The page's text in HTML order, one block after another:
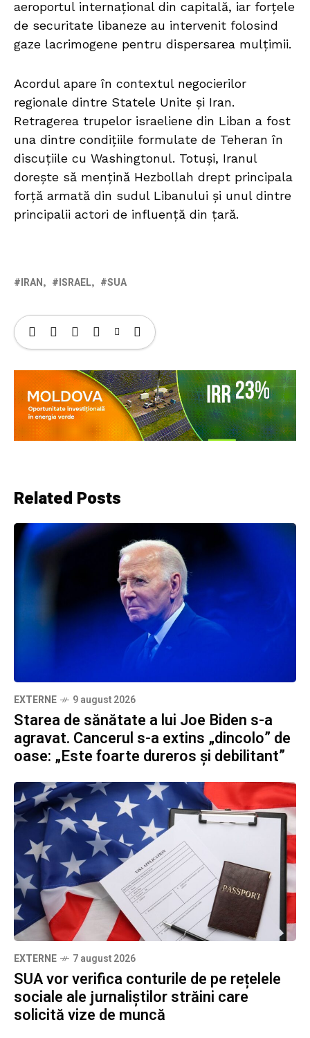
aeroportul internațional din capitală, iar forțele
de securitate libaneze au intervenit folosind
gaze lacrimogene pentru dispersarea mulțimii.
Acordul apare în contextul negocierilor
regionale dintre Statele Unite și Iran.
Retragerea trupelor israeliene din Liban a fost
una dintre condițiile formulate de Teheran în
discuțiile cu Washingtonul. Totuși, Iranul
dorește să mențină Hezbollah drept principala
forță armată din sudul Libanului și unul dintre
principalii actori de influență din țară.
IRAN ISRAEL SUA
Related Posts
EXTERNE 9 august 2026
Starea de sănătate a lui Joe Biden s-a
agravat. Cancerul s-a extins „dincolo” de
oase: „Este foarte dureros și debilitant”
EXTERNE 7 august 2026
SUA vor verifica conturile de pe rețelele
sociale ale jurnaliștilor străini care
solicită vize de muncă